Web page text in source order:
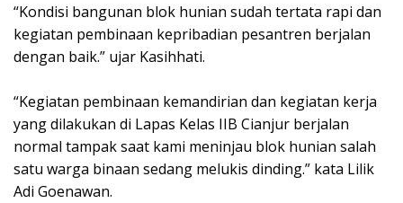
“Kondisi bangunan blok hunian sudah tertata rapi dan
kegiatan pembinaan kepribadian pesantren berjalan
dengan baik.” ujar Kasihhati.
“Kegiatan pembinaan kemandirian dan kegiatan kerja
yang dilakukan di Lapas Kelas IIB Cianjur berjalan
normal tampak saat kami meninjau blok hunian salah
satu warga binaan sedang melukis dinding.” kata Lilik
Adi Goenawan.